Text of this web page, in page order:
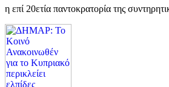
η επί 20ετία παντοκρατορία της